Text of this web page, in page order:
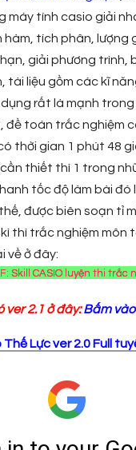
máy tính casio giải
tích phân, lượng
giải phương trình,
tài liệu gồm các kĩ
rất là mạnh
đề toán trắc nghiệm
thời gian 1 phút 48
thiết thì 1 trong
tốc độ làm bài đó
được biên soạn tỉ
thì trắc nghiệm môn
về ở đây:
Skill CASIO luyện thi trắc
ver 2.1 ở đây:Bấm
Thế Lực ver 2.0 Full